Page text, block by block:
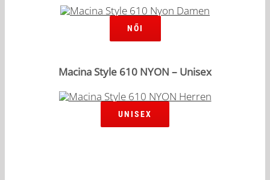
NŐI
Macina Style 610 NYON – Unisex
UNISEX